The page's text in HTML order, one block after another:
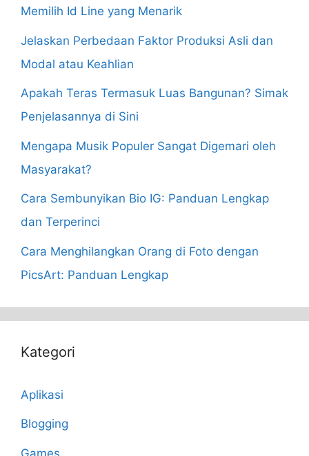
Memilih Id Line yang Menarik
Jelaskan Perbedaan Faktor Produksi Asli dan
Modal atau Keahlian
Apakah Teras Termasuk Luas Bangunan? Simak
Penjelasannya di Sini
Mengapa Musik Populer Sangat Digemari oleh
Masyarakat?
Cara Sembunyikan Bio IG: Panduan Lengkap
dan Terperinci
Cara Menghilangkan Orang di Foto dengan
PicsArt: Panduan Lengkap
Kategori
Aplikasi
Blogging
Games